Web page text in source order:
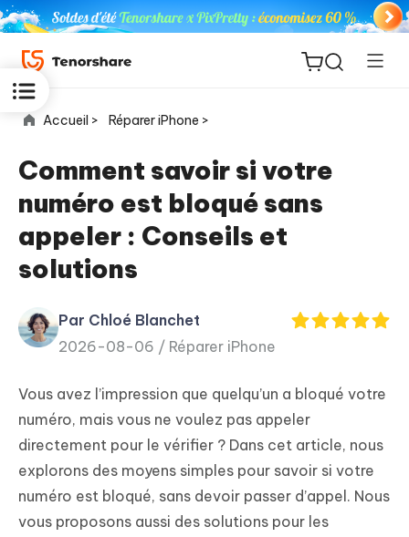
for iOS
PDF
Editor
New
iAnyGo
Accueil > Réparer iPhone >
Comment savoir si votre
numéro est bloqué sans
appeler : Conseils et
solutions
Par Chloé Blanchet
2026-08-06 / Réparer iPhone
Vous avez l’impression que quelqu’un a bloqué votre
numéro, mais vous ne voulez pas appeler
directement pour le vérifier ? Dans cet article, nous
explorons des moyens simples pour savoir si votre
numéro est bloqué, sans devoir passer d’appel. Nous
vous proposons aussi des solutions pour les